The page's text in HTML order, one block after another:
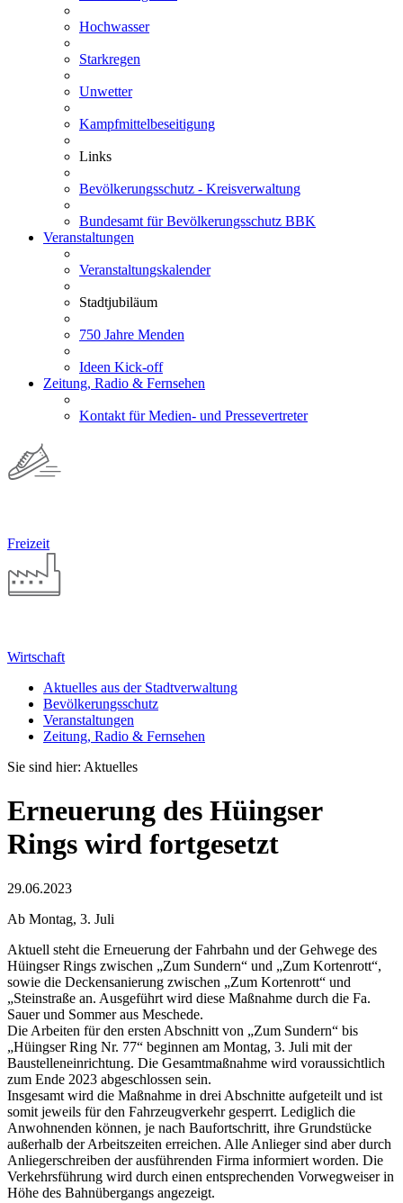
Hochwasser
Starkregen
Unwetter
Kampfmittelbeseitigung
Links
Bevölkerungsschutz - Kreisverwaltung
Bundesamt für Bevölkerungsschutz BBK
Veranstaltungen
Veranstaltungskalender
Stadtjubiläum
750 Jahre Menden
Ideen Kick-off
Zeitung, Radio & Fernsehen
Kontakt für Medien- und Pressevertreter
Freizeit
Wirtschaft
Aktuelles aus der Stadtverwaltung
Bevölkerungsschutz
Veranstaltungen
Zeitung, Radio & Fernsehen
Sie sind hier: Aktuelles
Erneuerung des Hüingser
Rings wird fortgesetzt
29.06.2023
Ab Montag, 3. Juli
Aktuell steht die Erneuerung der Fahrbahn und der Gehwege des
Hüingser Rings zwischen „Zum Sundern“ und „Zum Kortenrott“,
sowie die Deckensanierung zwischen „Zum Kortenrott“ und
„Steinstraße an. Ausgeführt wird diese Maßnahme durch die Fa.
Sauer und Sommer aus Meschede.
Die Arbeiten für den ersten Abschnitt von „Zum Sundern“ bis
„Hüingser Ring Nr. 77“ beginnen am Montag, 3. Juli mit der
Baustelleneinrichtung. Die Gesamtmaßnahme wird voraussichtlich
zum Ende 2023 abgeschlossen sein.
Insgesamt wird die Maßnahme in drei Abschnitte aufgeteilt und ist
somit jeweils für den Fahrzeugverkehr gesperrt. Lediglich die
Anwohnenden können, je nach Baufortschritt, ihre Grundstücke
außerhalb der Arbeitszeiten erreichen. Alle Anlieger sind aber durch
Anliegerschreiben der ausführenden Firma informiert worden. Die
Verkehrsführung wird durch einen entsprechenden Vorwegweiser in
Höhe des Bahnübergangs angezeigt.